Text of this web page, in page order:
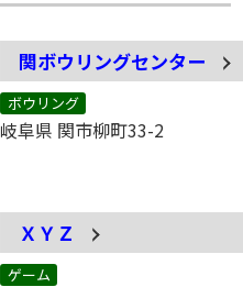
関ボウリングセンター
ボウリング
岐阜県 関市柳町33-2
ＸＹＺ
ゲーム